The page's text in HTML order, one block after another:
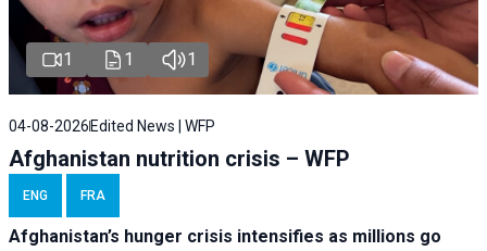
1 1 1
04-08-2026 Edited News | WFP
Afghanistan nutrition crisis – WFP
ENG FRA
Afghanistan’s hunger crisis intensifies as millions go